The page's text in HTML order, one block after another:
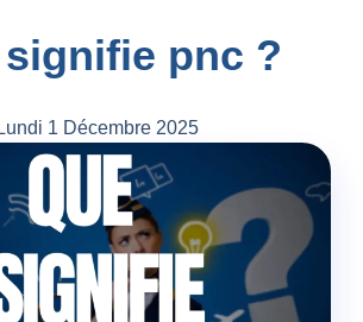
signifie pnc​ ?
Lundi 1 Décembre 2025